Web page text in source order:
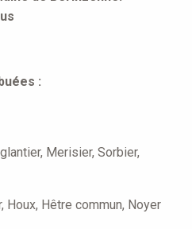
:
Merisier, Sorbier,
Houx, Hêtre commun, Noyer